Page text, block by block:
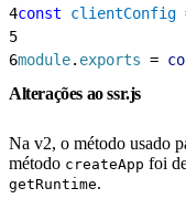
4const clientConfig
5
6module. exports =
Alterações ao ssr.js
Na v2, o método usado
método createApp foi
getRuntime.